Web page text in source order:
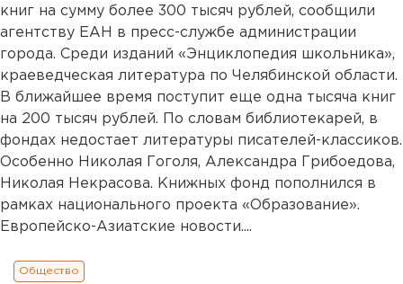
книг на сумму более 300 тысяч рублей, сообщили
агентству ЕАН в пресс-службе администрации
города. Среди изданий «Энциклопедия школьника»,
краеведческая литература по Челябинской области.
В ближайшее время поступит еще одна тысяча книг
на 200 тысяч рублей. По словам библиотекарей, в
фондах недостает литературы писателей-классиков.
Особенно Николая Гоголя, Александра Грибоедова,
Николая Некрасова. Книжных фонд пополнился в
рамках национального проекта «Образование».
Европейско-Азиатские новости....
Общество